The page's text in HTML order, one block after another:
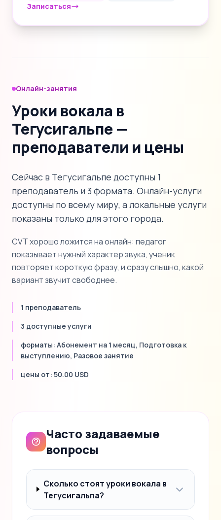
Записаться
Онлайн-занятия
Уроки вокала в
Тегусигальпе —
преподаватели и цены
Сейчас в Тегусигальпе доступны 1
преподаватель и 3 формата. Онлайн-услуги
доступны по всему миру, а локальные услуги
показаны только для этого города.
CVT хорошо ложится на онлайн: педагог
показывает нужный характер звука, ученик
повторяет короткую фразу, и сразу слышно, какой
вариант звучит свободнее.
1 преподаватель
3 доступные услуги
форматы: Абонемент на 1 месяц, Подготовка к
выступлению, Разовое занятие
цены от: 50.00 USD
Часто задаваемые
вопросы
Сколько стоят уроки вокала в
Тегусигальпа?